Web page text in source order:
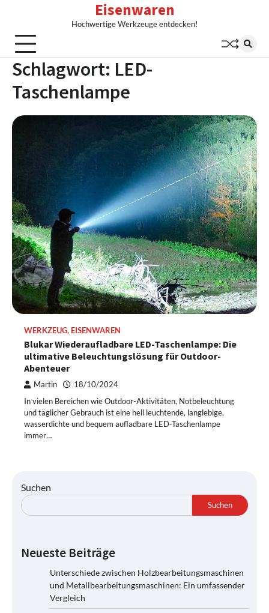
content
Eisenwaren
Hochwertige Werkzeuge entdecken!
Schlagwort: LED-
Taschenlampe
WERKZEUG, EISENWAREN
Blukar Wiederaufladbare LED-Taschenlampe: Die
ultimative Beleuchtungslösung für Outdoor-
Abenteuer
Martin 18/10/2024
In vielen Bereichen wie Outdoor-Aktivitäten, Notbeleuchtung
und täglicher Gebrauch ist eine hell leuchtende, langlebige,
wasserdichte und bequem aufladbare LED-Taschenlampe
immer…
Suchen
Suchen
Neueste Beiträge
Unterschiede zwischen Holzbearbeitungsmaschinen
und Metallbearbeitungsmaschinen: Ein umfassender
Vergleich